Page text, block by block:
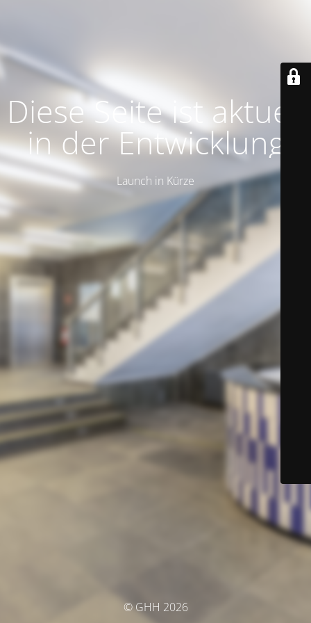
Diese Seite ist aktuell
in der Entwicklung
Launch in Kürze
© GHH 2026